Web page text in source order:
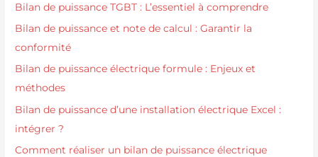
Bilan de puissance TGBT : L’essentiel à comprendre
Bilan de puissance et note de calcul : Garantir la
conformité
Bilan de puissance électrique formule : Enjeux et
méthodes
Bilan de puissance d’une installation électrique Excel :
intégrer ?
Comment réaliser un bilan de puissance électrique